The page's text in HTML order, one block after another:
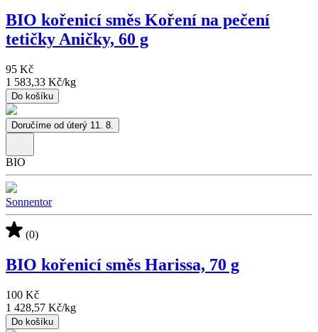
BIO kořenicí směs Koření na pečení
tetičky Aničky, 60 g
95 Kč
1 583,33 Kč/kg
Do košíku
Doručíme od úterý 11. 8.
BIO
Sonnentor
(0)
BIO kořenicí směs Harissa, 70 g
100 Kč
1 428,57 Kč/kg
Do košíku